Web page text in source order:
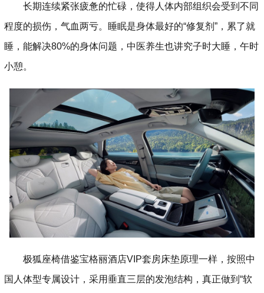
长期连续紧张疲惫的忙碌，使得人体内部组织会受到不同
程度的损伤，气血两亏。睡眠是身体最好的“修复剂”，累了就
睡，能解决80%的身体问题，中医养生也讲究子时大睡，午时
小憩。
极狐座椅借鉴宝格丽酒店VIP套房床垫原理一样，按照中
国人体型专属设计，采用垂直三层的发泡结构，真正做到“软